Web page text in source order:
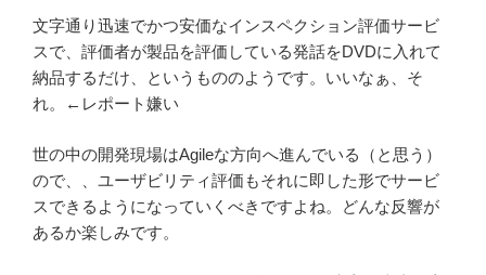
文字通り迅速でかつ安価なインスペクション評価サービ
スで、評価者が製品を評価している発話をDVDに入れて
納品するだけ、というもののようです。いいなぁ、そ
れ。←レポート嫌い
世の中の開発現場はAgileな方向へ進んでいる（と思う）
ので、、ユーザビリティ評価もそれに即した形でサービ
スできるようになっていくべきですよね。どんな反響が
あるか楽しみです。